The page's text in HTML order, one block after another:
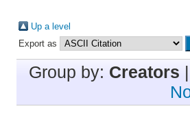
Up a level
Export as
Group by: Creators